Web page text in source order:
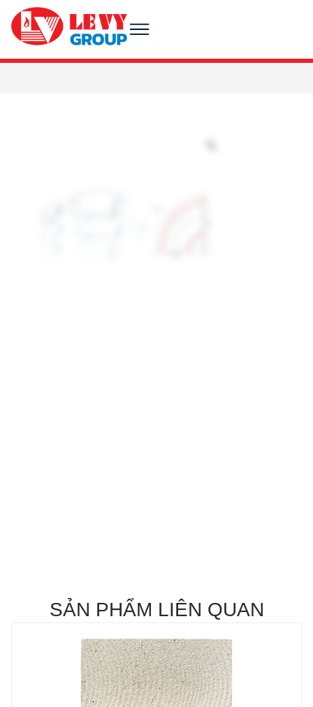
SẢN PHẨM LIÊN QUAN